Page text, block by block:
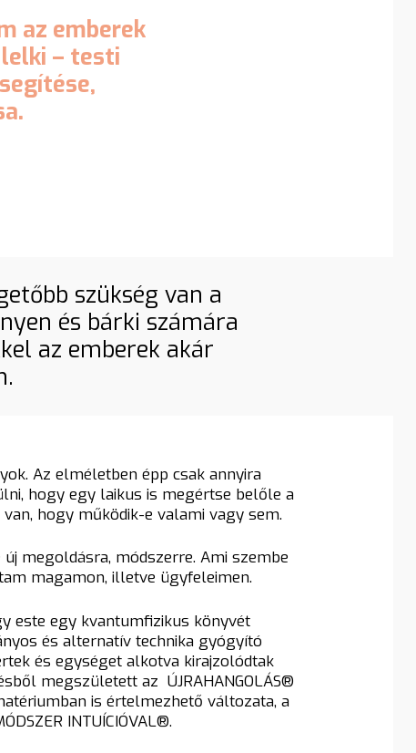
az emberek
lelki – testi
segítése,
szükség van a
és bárki számára
az emberek akár
Az elméletben épp csak annyira
hogy egy laikus is megértse belőle a
hogy működik-e valami vagy sem.
megoldásra, módszerre. Ami szembe
magamon, illetve ügyfeleimen.
este egy kvantumfizikus könyvét
és alternatív technika gyógyító
és egységet alkotva kirajzolódtak
megszületett az ÚJRAHANGOLÁS®
is értelmezhető változata, a
INTUÍCIÓVAL®.